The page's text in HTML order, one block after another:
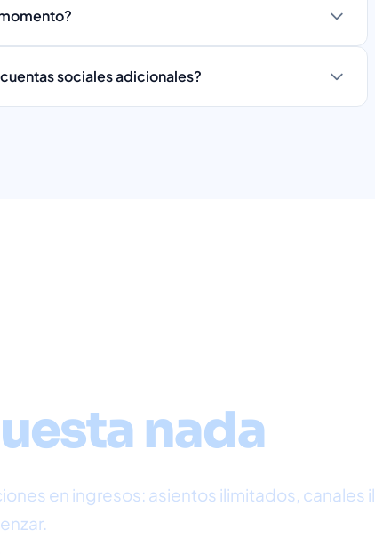
sociales adicionales?
tarjeta de crédito
nada
en ingresos: asientos ilimitados, canales